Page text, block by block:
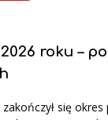
2026 roku –
się